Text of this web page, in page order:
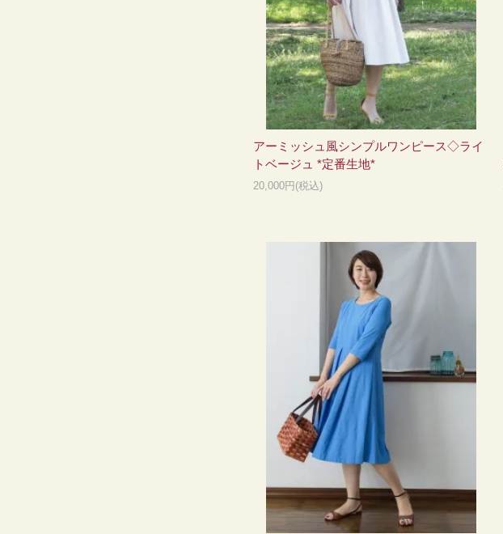
アーミッシュ風シンプルワンピース◇ライ
トベージュ *定番生地*
20,000円(税込)